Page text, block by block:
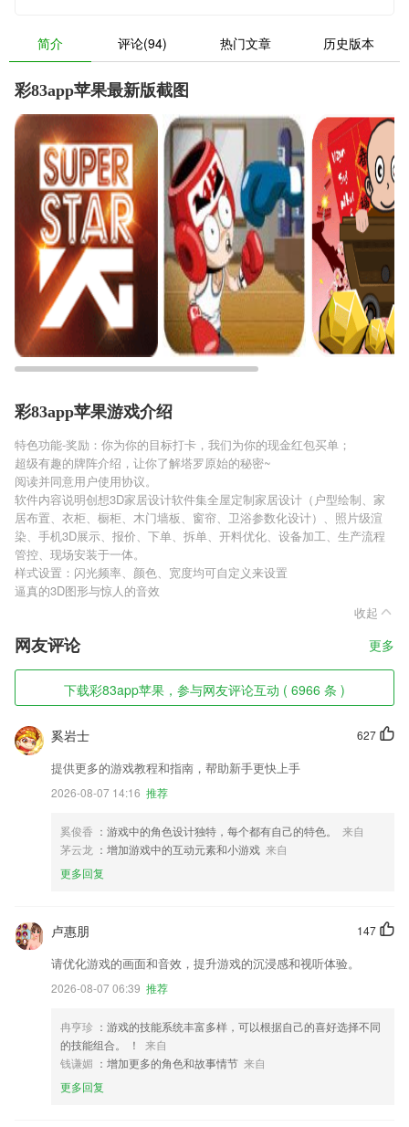
简介 评论(94) 热门文章 历史版本
彩83app苹果最新版截图
彩83app苹果游戏介绍
特色功能-奖励：你为你的目标打卡，我们为你的现金红包买单；
超级有趣的牌阵介绍，让你了解塔罗原始的秘密~
阅读并同意用户使用协议。
软件内容说明创想3D家居设计软件集全屋定制家居设计（户型绘制、家
居布置、衣柜、橱柜、木门墙板、窗帘、卫浴参数化设计）、照片级渲
染、手机3D展示、报价、下单、拆单、开料优化、设备加工、生产流程
管控、现场安装于一体。
样式设置：闪光频率、颜色、宽度均可自定义来设置
逼真的3D图形与惊人的音效
收起
网友评论 更多
下载彩83app苹果，参与网友评论互动 ( 6966 条 )
627
奚岩士
提供更多的游戏教程和指南，帮助新手更快上手
2026-08-07 14:16 推荐
奚俊香 ：游戏中的角色设计独特，每个都有自己的特色。
来自
茅云龙 ：增加游戏中的互动元素和小游戏 来自
更多回复
147
卢惠朋
请优化游戏的画面和音效，提升游戏的沉浸感和视听体验。
2026-08-07 06:39 推荐
冉亨珍 ：游戏的技能系统丰富多样，可以根据自己的喜好选择不同
的技能组合。 ！
来自
钱谦媚 ：增加更多的角色和故事情节 来自
更多回复